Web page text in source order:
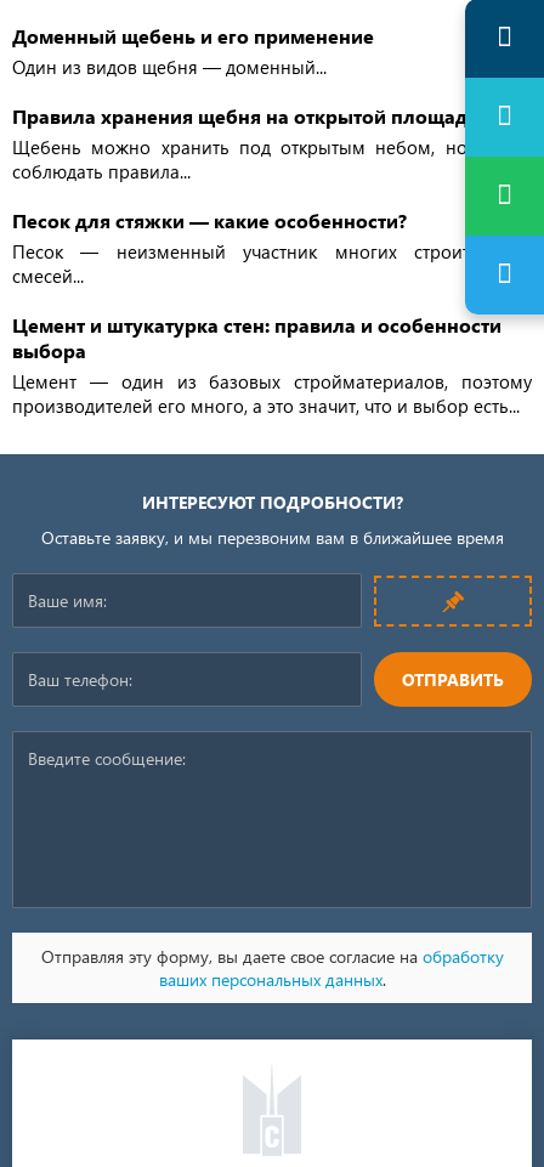
Доменный щебень и его применение
Один из видов щебня — доменный...
Правила хранения щебня на открытой площадке
Щебень можно хранить под открытым небом, но важно
соблюдать правила...
Песок для стяжки — какие особенности?
Песок — неизменный участник многих строительных
смесей...
Цемент и штукатурка стен: правила и особенности
выбора
Цемент — один из базовых стройматериалов, поэтому
производителей его много, а это значит, что и выбор есть...
ИНТЕРЕСУЮТ ПОДРОБНОСТИ?
Оставьте заявку, и мы перезвоним вам в ближайшее время
ОТПРАВИТЬ
Отправляя эту форму, вы даете свое согласие на обработку
ваших персональных данных.